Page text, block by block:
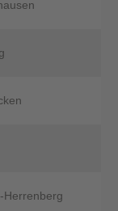
Herrenberg